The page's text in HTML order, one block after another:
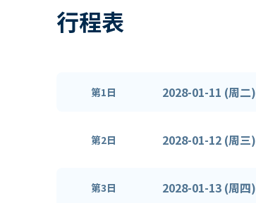
行程表
第1日 2028-01-11 (周二)
第2日 2028-01-12 (周三)
第3日 2028-01-13 (周四)